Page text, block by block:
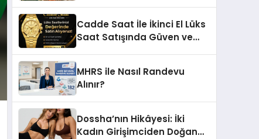
Yöresel Işkın Kökü Sirkesi
Cadde Saat İle İkinci El Lüks
Saat Satışında Güven ve
MHRS ile Nasıl Randevu
Alınır?
Dossha’nın Hikâyesi: İki
Kadın Girişimciden Doğan